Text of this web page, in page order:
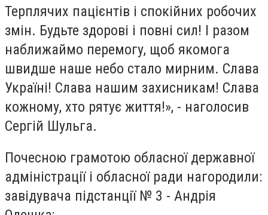
Терплячих пацієнтів і спокійних робочих
змін. Будьте здорові і повні сил! І разом
наближаймо перемогу, щоб якомога
швидше наше небо стало мирним. Слава
Україні! Слава нашим захисникам! Слава
кожному, хто рятує життя!», - наголосив
Сергій Шульга.
Почесною грамотою обласної державної
адміністрації і обласної ради нагородили:
завідувача підстанції № 3 - Андрія